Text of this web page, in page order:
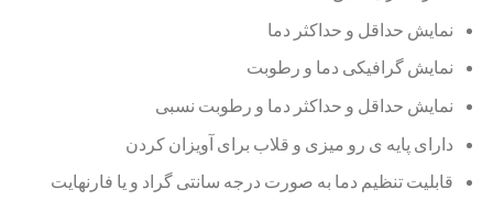
نمایش حداقل و حداکثر دما
نمایش گرافیکی دما و رطوبت
نمایش حداقل و حداکثر دما و رطوبت نسبی
دارای پایه ی رو میزی و قلاب برای آویزان کردن
قابلیت تنظیم دما به صورت درجه سانتی گراد و یا فارنهایت